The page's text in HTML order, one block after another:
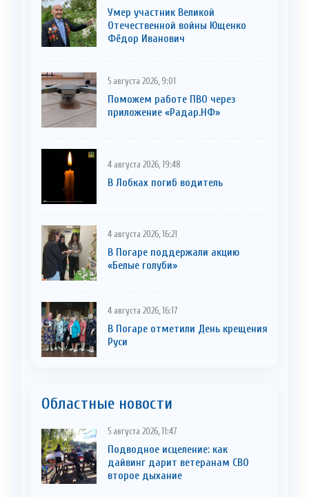
Умер участник Великой
Отечественной войны Ющенко
Фёдор Иванович
5 августа 2026, 9:01
Поможем работе ПВО через
приложение «Радар.НФ»
4 августа 2026, 19:48
В Лобках погиб водитель
4 августа 2026, 16:21
В Погаре поддержали акцию
«Белые голуби»
4 августа 2026, 16:17
В Погаре отметили День крещения
Руси
Областные новости
5 августа 2026, 11:47
Подводное исцеление: как
дайвинг дарит ветеранам СВО
второе дыхание